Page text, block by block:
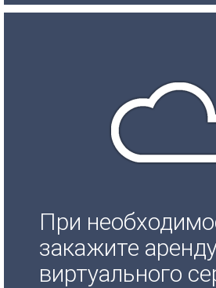
При
закажите
виртуального